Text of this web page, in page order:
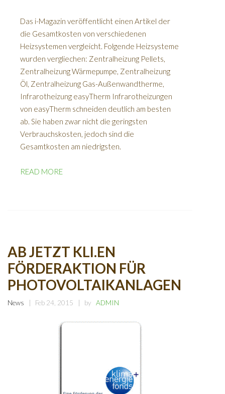
Das i-Magazin veröffentlicht einen Artikel der
die Gesamtkosten von verschiedenen
Heizsystemen vergleicht. Folgende Heizsysteme
wurden vergliechen: Zentralheizung Pellets,
Zentralheizung Wärmepumpe, Zentralheizung
Öl, Zentralheizung Gas-Außenwandtherme,
Infrarotheizung easyTherm Infrarotheizungen
von easyTherm schneiden deutlich am besten
ab. Sie haben zwar nicht die geringsten
Verbrauchskosten, jedoch sind die
Gesamtkosten am niedrigsten.
READ MORE
AB JETZT KLI.EN
FÖRDERAKTION FÜR
PHOTOVOLTAIKANLAGEN
News Feb 24, 2015 by ADMIN